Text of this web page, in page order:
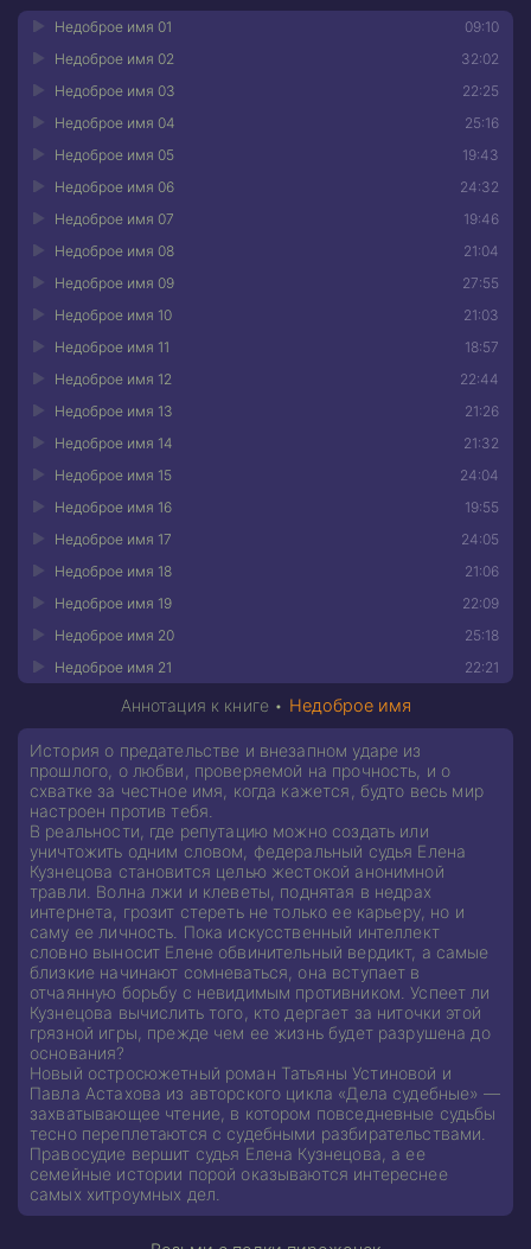
09:10
Недоброе имя 01
32:02
Недоброе имя 02
22:25
Недоброе имя 03
25:16
Недоброе имя 04
19:43
Недоброе имя 05
24:32
Недоброе имя 06
19:46
Недоброе имя 07
21:04
Недоброе имя 08
27:55
Недоброе имя 09
21:03
Недоброе имя 10
18:57
Недоброе имя 11
22:44
Недоброе имя 12
21:26
Недоброе имя 13
21:32
Недоброе имя 14
24:04
Недоброе имя 15
19:55
Недоброе имя 16
24:05
Недоброе имя 17
21:06
Недоброе имя 18
22:09
Недоброе имя 19
25:18
Недоброе имя 20
22:21
Недоброе имя 21
Аннотация к книге • Недоброе имя
История о предательстве и внезапном ударе из
прошлого, о любви, проверяемой на прочность, и о
схватке за честное имя, когда кажется, будто весь мир
настроен против тебя.
В реальности, где репутацию можно создать или
уничтожить одним словом, федеральный судья Елена
Кузнецова становится целью жестокой анонимной
травли. Волна лжи и клеветы, поднятая в недрах
интернета, грозит стереть не только ее карьеру, но и
саму ее личность. Пока искусственный интеллект
словно выносит Елене обвинительный вердикт, а самые
близкие начинают сомневаться, она вступает в
отчаянную борьбу с невидимым противником. Успеет ли
Кузнецова вычислить того, кто дергает за ниточки этой
грязной игры, прежде чем ее жизнь будет разрушена до
основания?
Новый остросюжетный роман Татьяны Устиновой и
Павла Астахова из авторского цикла «Дела судебные» —
захватывающее чтение, в котором повседневные судьбы
тесно переплетаются с судебными разбирательствами.
Правосудие вершит судья Елена Кузнецова, а ее
семейные истории порой оказываются интереснее
самых хитроумных дел.